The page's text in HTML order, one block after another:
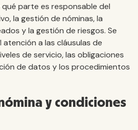
parte es responsable del
la gestión de nóminas, la
y la gestión de riesgos. Se
a las cláusulas de
de servicio, las obligaciones
de datos y los procedimientos
y condiciones